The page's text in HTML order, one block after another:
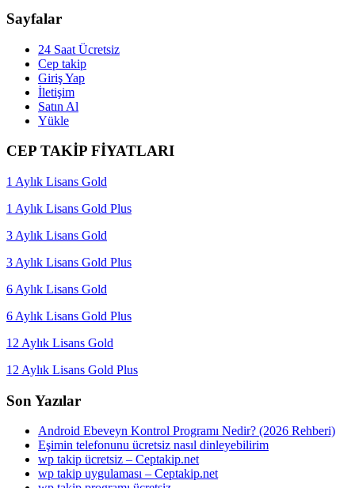
Sayfalar
24 Saat Ücretsiz
Cep takip
Giriş Yap
İletişim
Satın Al
Yükle
CEP TAKİP FİYATLARI
1 Aylık Lisans Gold
1 Aylık Lisans Gold Plus
3 Aylık Lisans Gold
3 Aylık Lisans Gold Plus
6 Aylık Lisans Gold
6 Aylık Lisans Gold Plus
12 Aylık Lisans Gold
12 Aylık Lisans Gold Plus
Son Yazılar
Android Ebeveyn Kontrol Programı Nedir? (2026 Rehberi)
Eşimin telefonunu ücretsiz nasıl dinleyebilirim
wp takip ücretsiz – Ceptakip.net
wp takip uygulaması – Ceptakip.net